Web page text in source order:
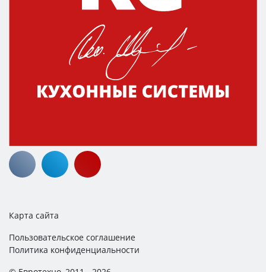
Карта сайта
Пользовательское соглашение
Политика конфиденциальности